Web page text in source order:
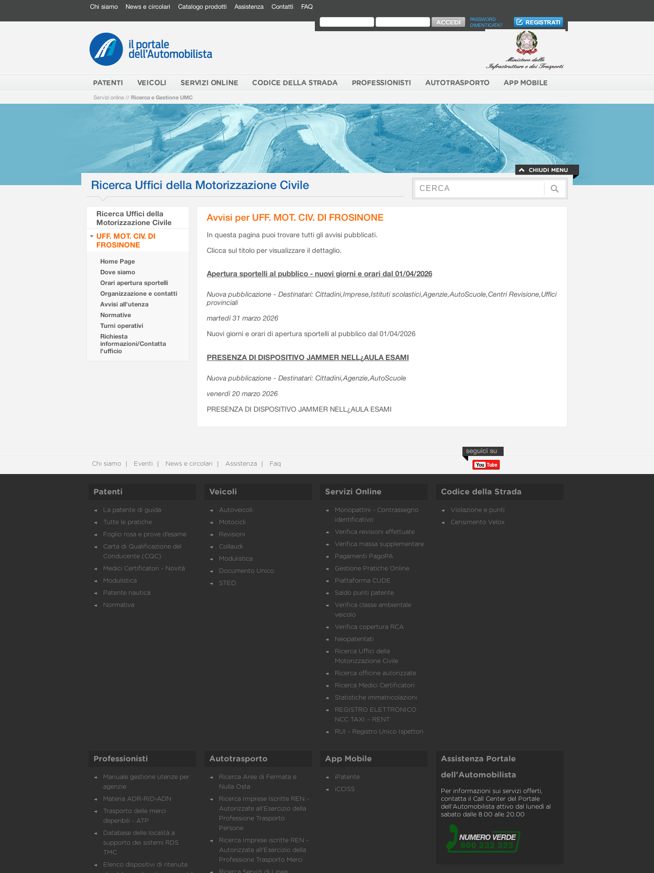
Chi siamo News e circolari Catalogo prodotti Assistenza Contatti FAQ
PASSWORD
DIMENTICATA?
PATENTI VEICOLI SERVIZI ONLINE CODICE DELLA STRADA PROFESSIONISTI AUTOTRASPORTO APP MOBILE
Servizi online // Ricerca e Gestione UMC
Ricerca Uffici della Motorizzazione Civile
Ricerca Uffici della
Motorizzazione Civile
UFF. MOT. CIV. DI
FROSINONE
Home Page
Dove siamo
Orari apertura sportelli
Organizzazione e contatti
Avvisi all'utenza
Normative
Turni operativi
Richiesta
informazioni/Contatta
l'ufficio
Avvisi per UFF. MOT. CIV. DI FROSINONE
In questa pagina puoi trovare tutti gli avvisi pubblicati.
Clicca sul titolo per visualizzare il dettaglio.
Apertura sportelli al pubblico - nuovi giorni e orari dal 01/04/2026
Nuova pubblicazione - Destinatari: Cittadini,Imprese,Istituti scolastici,Agenzie,AutoScuole,Centri Revisione,Uffici
provinciali
martedì 31 marzo 2026
Nuovi giorni e orari di apertura sportelli al pubblico dal 01/04/2026
PRESENZA DI DISPOSITIVO JAMMER NELL¿AULA ESAMI
Nuova pubblicazione - Destinatari: Cittadini,Agenzie,AutoScuole
venerdì 20 marzo 2026
PRESENZA DI DISPOSITIVO JAMMER NELL¿AULA ESAMI
Chi siamo Eventi News e circolari Assistenza Faq
Patenti
La patente di guida
Tutte le pratiche
Foglio rosa e prove d’esame
Carta di Qualificazione del
Conducente (CQC)
Medici Certificatori - Novità
Modulistica
Patente nautica
Normativa
Veicoli
Autoveicoli
Motocicli
Revisioni
Collaudi
Modulistica
Documento Unico
STED
Servizi Online
Monopattini - Contrassegno
identificativo
Verifica revisioni effettuate
Verifica massa supplementare
Pagamenti PagoPA
Gestione Pratiche Online
Piattaforma CUDE
Saldo punti patente
Verifica classe ambientale
veicolo
Verifica copertura RCA
Neopatentati
Ricerca Uffici della
Motorizzazione Civile
Ricerca officine autorizzate
Ricerca Medici Certificatori
Statistiche immatricolazioni
REGISTRO ELETTRONICO
NCC TAXI – RENT
RUI - Registro Unico Ispettori
Codice della Strada
Violazione e punti
Censimento Velox
Professionisti
Manuale gestione utenze per
agenzie
Materia ADR-RID-ADN
Trasporto delle merci
deperibili - ATP
Database delle località a
supporto dei sistemi RDS
TMC
Elenco dispositivi di ritenuta
Autotrasporto
Ricerca Aree di Fermata e
Nulla Osta
Ricerca Imprese Iscritte REN -
Autorizzate all'Esercizio della
Professione Trasporto
Persone
Ricerca Imprese iscritte REN -
Autorizzate all'Esercizio della
Professione Trasporto Merci
App Mobile
iPatente
iCCISS
Assistenza Portale
dell'Automobilista
Per informazioni sui servizi offerti,
contatta il Call Center del Portale
dell'Automobilista attivo dal lunedì al
sabato dalle 8.00 alle 20.00